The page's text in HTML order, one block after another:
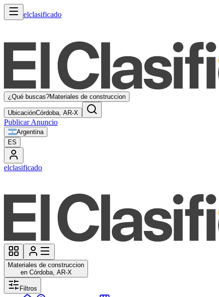
elclasificado
¿Qué buscas?Materiales de construccion
UbicaciónCórdoba, AR-X
Publicar Anuncio
Argentina
ES
elclasificado
Materiales de construccion
en Córdoba, AR-X
Filtros